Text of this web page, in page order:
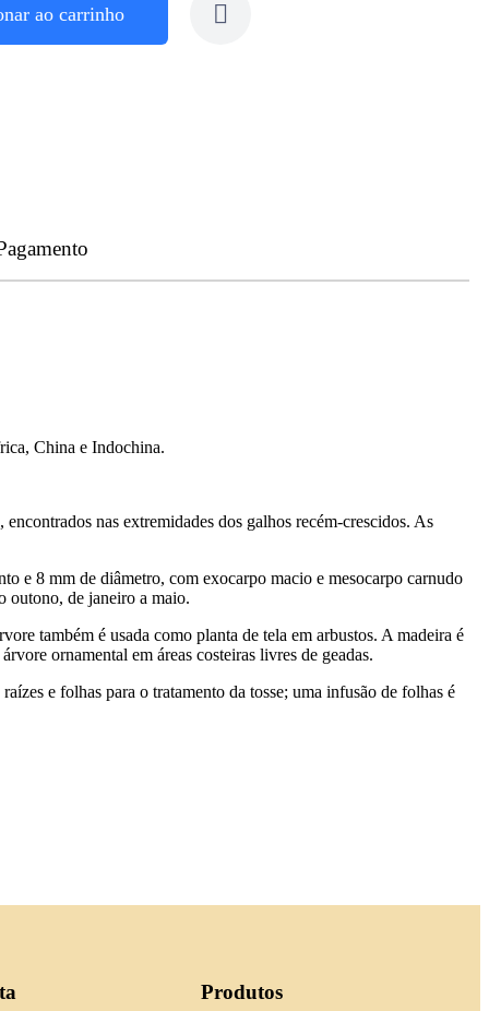
ao carrinho
China e Indochina.
nas extremidades dos galhos recém-crescidos. As
e 8 mm de diâmetro, com exocarpo macio e mesocarpo carnudo
outono, de janeiro a maio.
também é usada como planta de tela em arbustos. A madeira é
ornamental em áreas costeiras livres de geadas.
e folhas para o tratamento da tosse; uma infusão de folhas é
Produtos